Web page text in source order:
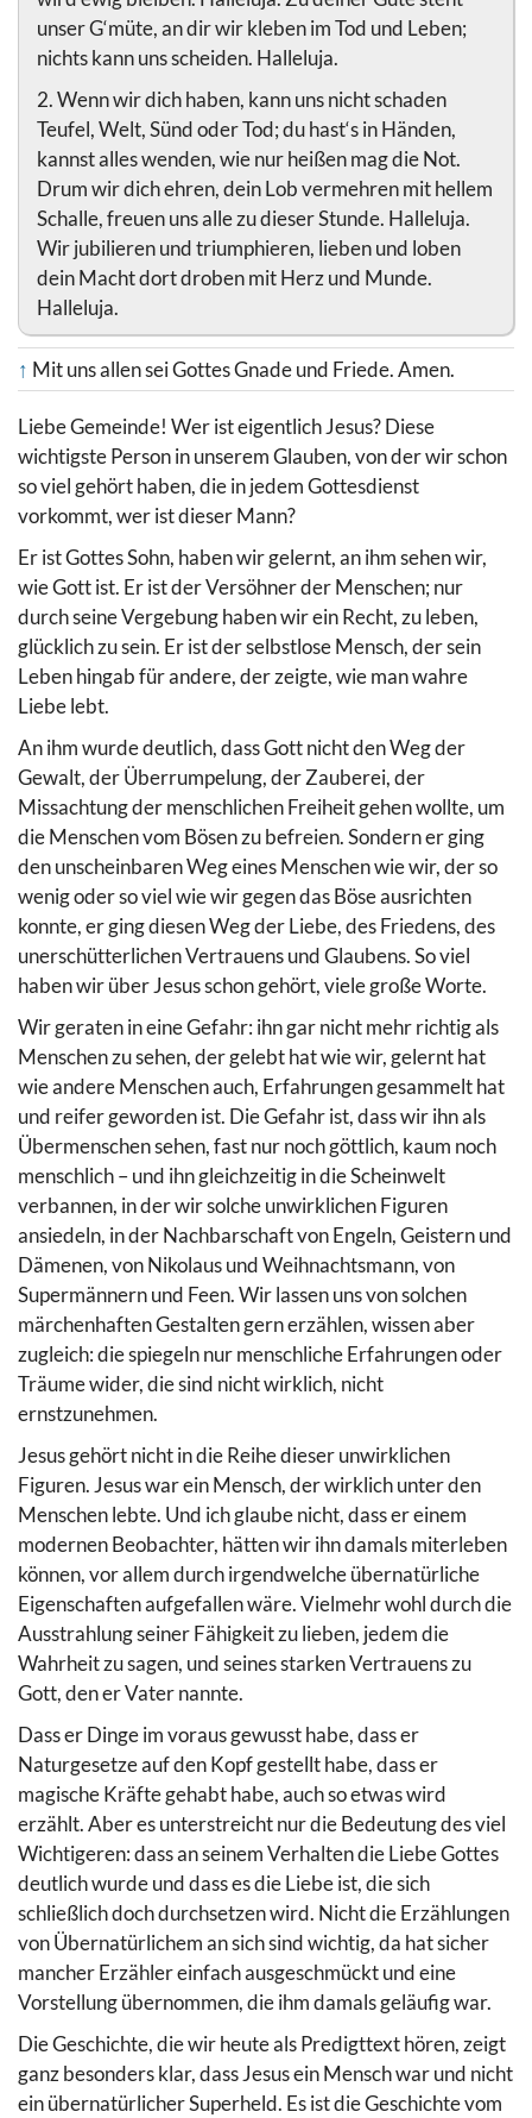
unser G‘müte, an dir wir kleben im Tod und Leben;
nichts kann uns scheiden. Halleluja.
2. Wenn wir dich haben, kann uns nicht schaden
Teufel, Welt, Sünd oder Tod; du hast‘s in Händen,
kannst alles wenden, wie nur heißen mag die Not.
Drum wir dich ehren, dein Lob vermehren mit hellem
Schalle, freuen uns alle zu dieser Stunde. Halleluja.
Wir jubilieren und triumphieren, lieben und loben
dein Macht dort droben mit Herz und Munde.
Halleluja.
↑ Mit uns allen sei Gottes Gnade und Friede. Amen.
Liebe Gemeinde! Wer ist eigentlich Jesus? Diese
wichtigste Person in unserem Glauben, von der wir schon
so viel gehört haben, die in jedem Gottesdienst
vorkommt, wer ist dieser Mann?
Er ist Gottes Sohn, haben wir gelernt, an ihm sehen wir,
wie Gott ist. Er ist der Versöhner der Menschen; nur
durch seine Vergebung haben wir ein Recht, zu leben,
glücklich zu sein. Er ist der selbstlose Mensch, der sein
Leben hingab für andere, der zeigte, wie man wahre
Liebe lebt.
An ihm wurde deutlich, dass Gott nicht den Weg der
Gewalt, der Überrumpelung, der Zauberei, der
Missachtung der menschlichen Freiheit gehen wollte, um
die Menschen vom Bösen zu befreien. Sondern er ging
den unscheinbaren Weg eines Menschen wie wir, der so
wenig oder so viel wie wir gegen das Böse ausrichten
konnte, er ging diesen Weg der Liebe, des Friedens, des
unerschütterlichen Vertrauens und Glaubens. So viel
haben wir über Jesus schon gehört, viele große Worte.
Wir geraten in eine Gefahr: ihn gar nicht mehr richtig als
Menschen zu sehen, der gelebt hat wie wir, gelernt hat
wie andere Menschen auch, Erfahrungen gesammelt hat
und reifer geworden ist. Die Gefahr ist, dass wir ihn als
Übermenschen sehen, fast nur noch göttlich, kaum noch
menschlich – und ihn gleichzeitig in die Scheinwelt
verbannen, in der wir solche unwirklichen Figuren
ansiedeln, in der Nachbarschaft von Engeln, Geistern und
Dämenen, von Nikolaus und Weihnachtsmann, von
Supermännern und Feen. Wir lassen uns von solchen
märchenhaften Gestalten gern erzählen, wissen aber
zugleich: die spiegeln nur menschliche Erfahrungen oder
Träume wider, die sind nicht wirklich, nicht
ernstzunehmen.
Jesus gehört nicht in die Reihe dieser unwirklichen
Figuren. Jesus war ein Mensch, der wirklich unter den
Menschen lebte. Und ich glaube nicht, dass er einem
modernen Beobachter, hätten wir ihn damals miterleben
können, vor allem durch irgendwelche übernatürliche
Eigenschaften aufgefallen wäre. Vielmehr wohl durch die
Ausstrahlung seiner Fähigkeit zu lieben, jedem die
Wahrheit zu sagen, und seines starken Vertrauens zu
Gott, den er Vater nannte.
Dass er Dinge im voraus gewusst habe, dass er
Naturgesetze auf den Kopf gestellt habe, dass er
magische Kräfte gehabt habe, auch so etwas wird
erzählt. Aber es unterstreicht nur die Bedeutung des viel
Wichtigeren: dass an seinem Verhalten die Liebe Gottes
deutlich wurde und dass es die Liebe ist, die sich
schließlich doch durchsetzen wird. Nicht die Erzählungen
von Übernatürlichem an sich sind wichtig, da hat sicher
mancher Erzähler einfach ausgeschmückt und eine
Vorstellung übernommen, die ihm damals geläufig war.
Die Geschichte, die wir heute als Predigttext hören, zeigt
ganz besonders klar, dass Jesus ein Mensch war und nicht
ein übernatürlicher Superheld. Es ist die Geschichte vom